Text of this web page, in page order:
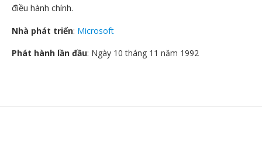
điều hành chính.
Nhà phát triển: Microsoft
Phát hành lần đầu: Ngày 10 tháng 11 năm 1992